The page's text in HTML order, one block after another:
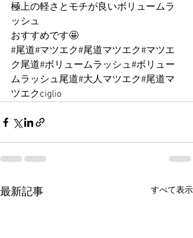
極上の軽さとモチが良いボリュームラ
ッシュ
おすすめです🤩
#尾道#マツエク#尾道マツエク#マツエ
ク尾道#ボリュームラッシュ#ボリュー
ムラッシュ尾道#大人マツエク#尾道マ
ツエクciglio
最新記事 すべて表示